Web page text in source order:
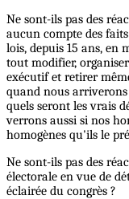
Ne sont-ils pas des
aucun compte des
lois, depuis 15 ans, en
tout modifier,
exécutif et retirer
quand nous
quels seront les vrais
verrons aussi si nos
homogènes qu'ils le
Ne sont-ils pas des
électorale en vue de
éclairée du congrès ?